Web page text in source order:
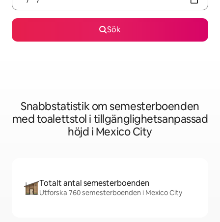
Sök
Snabbstatistik om semesterboenden
med toalettstol i tillgänglighetsanpassad
höjd i Mexico City
Totalt antal semesterboenden
Utforska 760 semesterboenden i Mexico City